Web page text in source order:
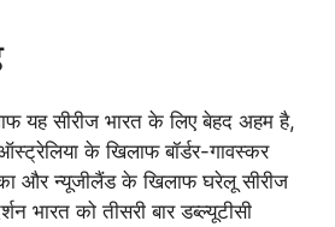
यह सीरीज भारत के लिए बेहद अहम है,
के खिलाफ बॉर्डर-गावस्कर
और न्यूजीलैंड के खिलाफ घरेलू सीरीज
भारत को तीसरी बार डब्ल्यूटीसी